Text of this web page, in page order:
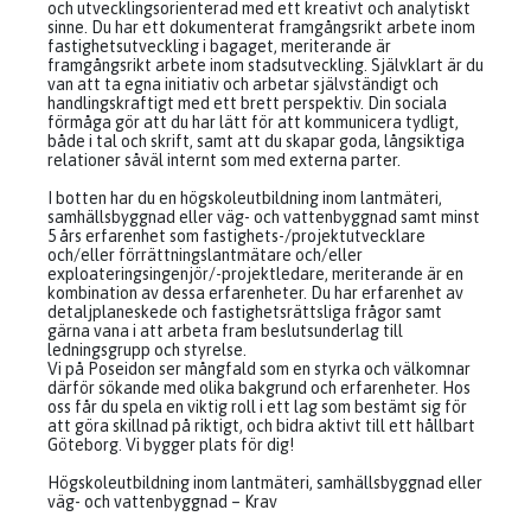
och utvecklingsorienterad med ett kreativt och analytiskt
sinne. Du har ett dokumenterat framgångsrikt arbete inom
fastighetsutveckling i bagaget, meriterande är
framgångsrikt arbete inom stadsutveckling. Självklart är du
van att ta egna initiativ och arbetar självständigt och
handlingskraftigt med ett brett perspektiv. Din sociala
förmåga gör att du har lätt för att kommunicera tydligt,
både i tal och skrift, samt att du skapar goda, långsiktiga
relationer såväl internt som med externa parter.
I botten har du en högskoleutbildning inom lantmäteri,
samhällsbyggnad eller väg- och vattenbyggnad samt minst
5 års erfarenhet som fastighets-/projektutvecklare
och/eller förrättningslantmätare och/eller
exploateringsingenjör/-projektledare, meriterande är en
kombination av dessa erfarenheter. Du har erfarenhet av
detaljplaneskede och fastighetsrättsliga frågor samt
gärna vana i att arbeta fram beslutsunderlag till
ledningsgrupp och styrelse.
Vi på Poseidon ser mångfald som en styrka och välkomnar
därför sökande med olika bakgrund och erfarenheter. Hos
oss får du spela en viktig roll i ett lag som bestämt sig för
att göra skillnad på riktigt, och bidra aktivt till ett hållbart
Göteborg. Vi bygger plats för dig!
Högskoleutbildning inom lantmäteri, samhällsbyggnad eller
väg- och vattenbyggnad – Krav